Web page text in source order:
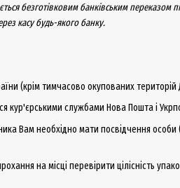
безготівковим банківським
касу будь-якого банку.
(крім тимчасово окупованих
кур'єрськими службами Нова Пошта і
Вам необхідно мати посвідчення
на місці перевірити цілісність